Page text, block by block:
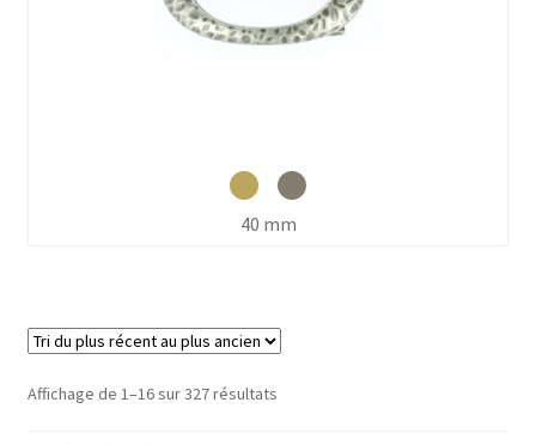
40 mm
Affichage de 1–16 sur 327 résultatsTrié